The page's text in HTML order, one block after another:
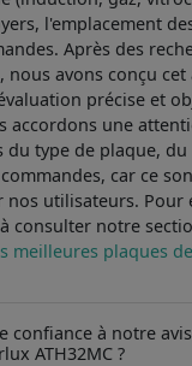
l'emplacement
Après des
nous avons conçu
précise et
accordons une
du type de plaque,
car ce
nos utilisateurs. Pour
consulter notre
meilleures plaques
confiance à notre
ATH32MC ?